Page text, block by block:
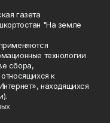
газета
"На земле
технологии
сбора,
к
находящихся